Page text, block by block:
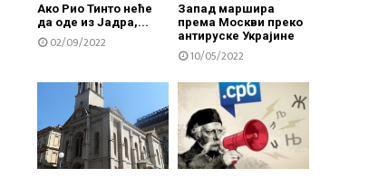
Ако Рио Тинто неће
да оде из Јадра,...
02/09/2022
Запад маршира
према Москви преко
антируске Украјине
10/05/2022